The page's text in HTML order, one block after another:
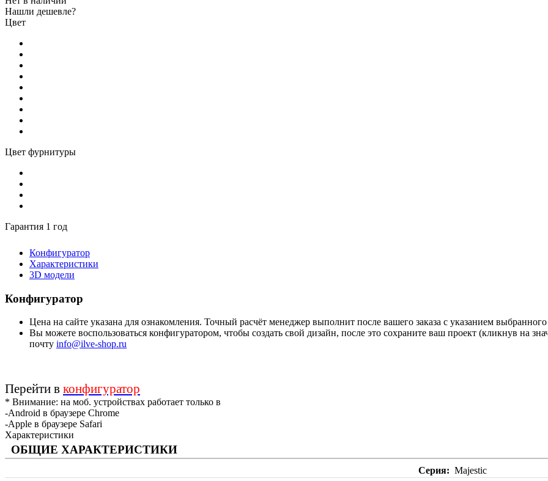
Нашли дешевле?
Цвет
Цвет фурнитуры
Гарантия 1 год
Конфигуратор
Характеристики
3D модели
Конфигуратор
Цена на сайте указана для ознакомления. Точный расчёт менеджер выполнит после вашего заказа с указанием
Вы можете воспользоваться конфигуратором, чтобы создать свой дизайн, после это сохраните ваш проект (кликнув на
почту info@ilve-shop.ru
Перейти в конфигуратор
* Внимание: на моб. устройствах работает только в
-Android в браузере Chrome
-Apple в браузере Safari
Характеристики
ОБЩИЕ ХАРАКТЕРИСТИКИ
Серия Majestic